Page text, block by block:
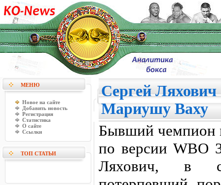
МЕНЮ
Новое на сайте
Добавить новость
Регистрация
Статистика
О сайте
Ссылки
ТОП СТАТЬИ
Сергей Ляхович
Мариушу Ваху
Бывший чемпион
по версии WBO
Ляхович, в